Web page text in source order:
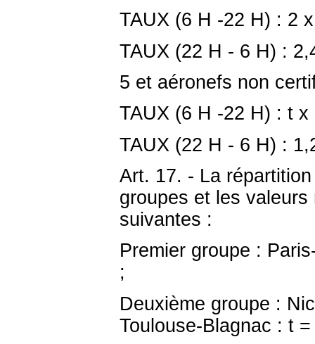
TAUX (6 H -22 H) : 2
TAUX (22 H - 6 H) :
5 et aéronefs non
TAUX (6 H -22 H) : t x
TAUX (22 H - 6 H) :
Art. 17. - La
groupes et les
suivantes :
Premier groupe :
;
Deuxième groupe :
Toulouse-Blagnac : t